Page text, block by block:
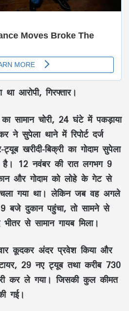
आरोपी, गिरफ्तार।
सामान चोरी, 24 घंटे में पकड़ाया
ने सुपेला थाने में रिपोर्ट दर्ज
खरीदी-बिक्री का गोदाम सुपेला
है। 12 नवंबर की रात लगभग 9
और गोदाम को लोहे के गेट से
गया था। लेकिन जब वह अगले
बजे दुकान पहुंचा, तो सामने से
से सामान गायब मिला।
कूदकर अंदर प्रवेश किया और
29 नए ट्यूब तथा करीब 730
कर ले गया। जिसकी कुल कीमत
गई।